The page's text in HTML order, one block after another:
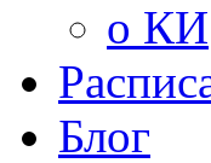
о КИ
Блог